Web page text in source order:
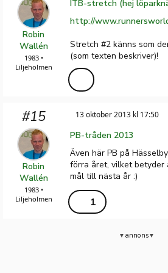
Robin
Wallén
1983 •
Liljeholmen
ITB-stretch (hej
Stretch #2 känns som
(som texten beskriver)!
#15
Robin
Wallén
1983 •
Liljeholmen
13 oktober 2013 kl 17:50
PB-tråden 2013
Även här PB på
förra året, vilket
mål till nästa år :)
1
annons